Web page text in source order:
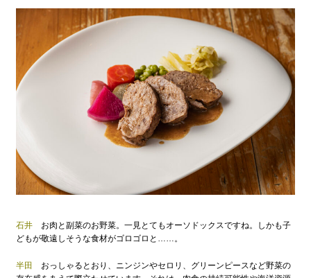
石井お肉と副菜のお野菜。一見とてもオーソドックスですね。しかも子
どもが敬遠しそうな食材がゴロゴロと……。
半田
おっしゃるとおり、ニンジンやセロリ、グリーンピースなど野菜の